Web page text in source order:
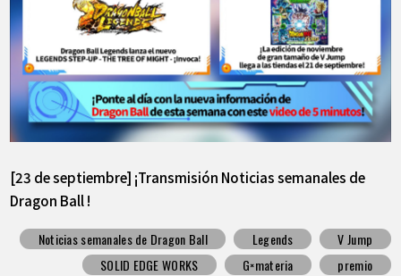
[23 de septiembre] ¡Transmisión Noticias semanales de
Dragon Ball !
Noticias semanales de Dragon Ball Legends
V Jump
SOLID EDGE WORKS
G×materia
premio